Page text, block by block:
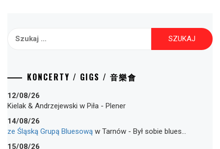
KONCERTY / GIGS / 音樂會
12/08/26
Kielak & Andrzejewski w Piła - Plener
14/08/26
ze Śląską Grupą Bluesową w Tarnów - Był sobie blues…
15/08/26